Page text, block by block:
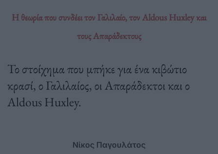
Η θεωρία που συνδέει τον Γαλιλαίο, τον Aldous Huxley και
τους Απαράδεκτους
Το στοίχημα που μπήκε για ένα κιβώτιο
κρασί, ο Γαλιλαίος, οι Απαράδεκτοι και ο
Aldous Huxley.
Νίκος Παγουλάτος